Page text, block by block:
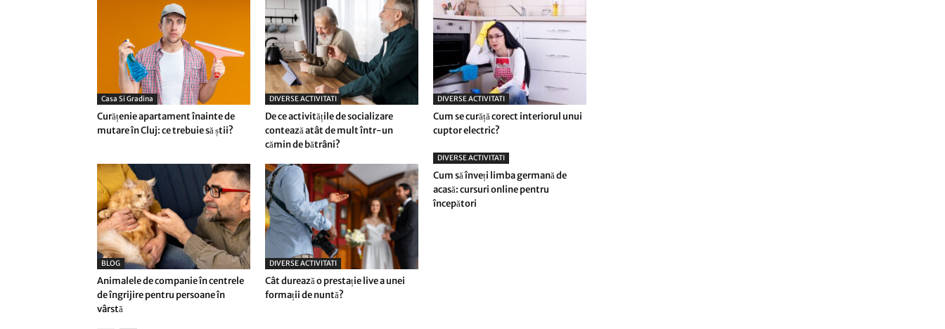
Casa Si Gradina
Curățenie apartament înainte de
mutare în Cluj: ce trebuie să știi?
DIVERSE ACTIVITATI
De ce activitățile de socializare
contează atât de mult într-un
cămin de bătrâni?
DIVERSE ACTIVITATI
Cum se curăță corect interiorul unui
cuptor electric?
BLOG
Animalele de companie în centrele
de îngrijire pentru persoane în
vârstă
DIVERSE ACTIVITATI
Cât durează o prestație live a unei
formații de nuntă?
DIVERSE ACTIVITATI
Cum să înveți limba germană de
acasă: cursuri online pentru
începători